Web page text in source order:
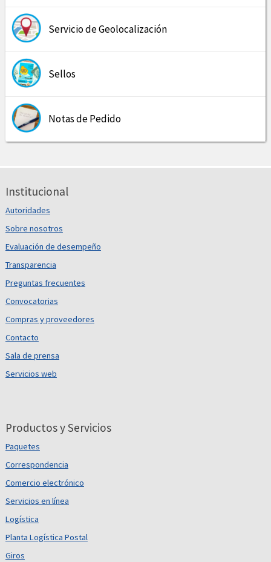
Servicio de Geolocalización
Sellos
Notas de Pedido
Institucional
Autoridades
Sobre nosotros
Evaluación de desempeño
Transparencia
Preguntas frecuentes
Convocatorias
Compras y proveedores
Contacto
Sala de prensa
Servicios web
Productos y Servicios
Paquetes
Correspondencia
Comercio electrónico
Servicios en línea
Logística
Planta Logística Postal
Giros